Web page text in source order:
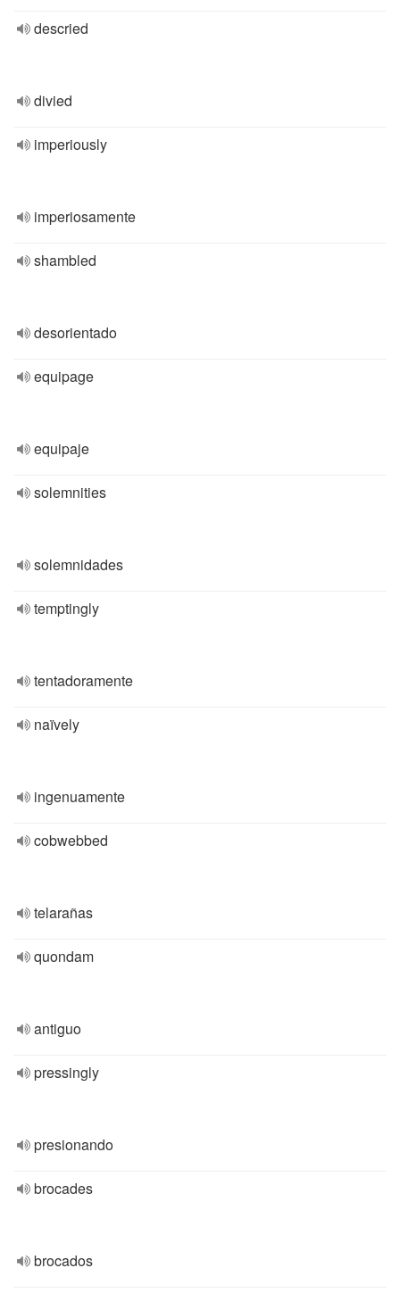
descried
divied
imperiously
imperiosamente
shambled
desorientado
equipage
equipaje
solemnities
solemnidades
temptingly
tentadoramente
naïvely
ingenuamente
cobwebbed
telarañas
quondam
antiguo
pressingly
presionando
brocades
brocados